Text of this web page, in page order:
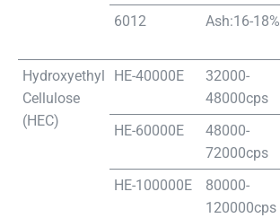
6012
Ash:16-18%
Hydroxyethyl
Cellulose
(HEC)
HE-40000E
32000-
48000cps
HE-60000E
48000-
72000cps
HE-100000E
80000-
120000cps